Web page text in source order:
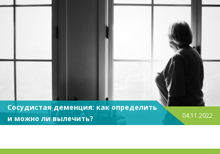
Сосудистая деменция: как определить
и можно ли вылечить?
04.11.2022